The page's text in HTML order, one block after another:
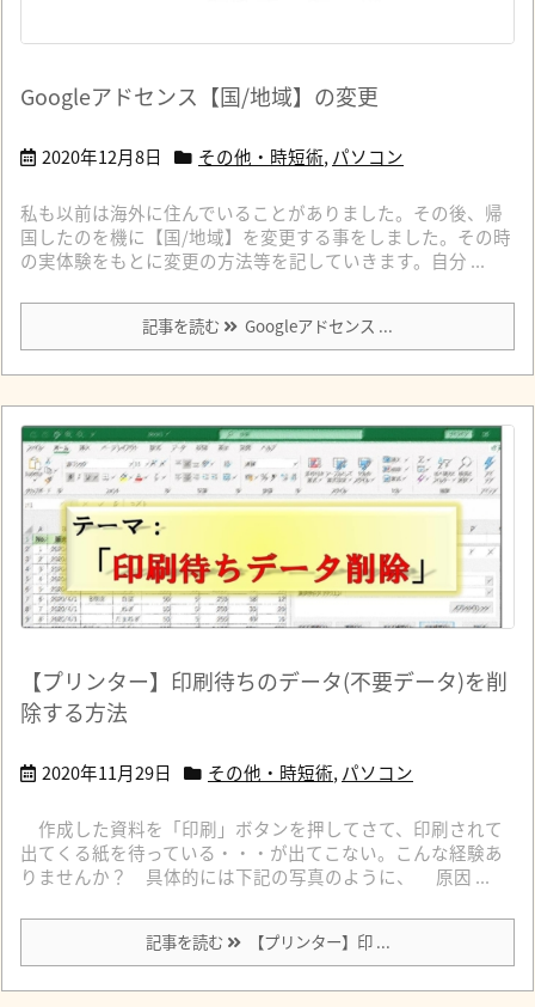
Googleアドセンス【国/地域】の変更
2020年12月8日 その他・時短術, パソコン
私も以前は海外に住んでいることがありました。その後、帰
国したのを機に【国/地域】を変更する事をしました。その時
の実体験をもとに変更の方法等を記していきます。自分 ...
記事を読む Googleアドセンス ...
【プリンター】印刷待ちのデータ(不要データ)を削
除する方法
2020年11月29日 その他・時短術, パソコン
作成した資料を「印刷」ボタンを押してさて、印刷されて
出てくる紙を待っている・・・が出てこない。こんな経験あ
りませんか？ 具体的には下記の写真のように、 原因 ...
記事を読む 【プリンター】印 ...